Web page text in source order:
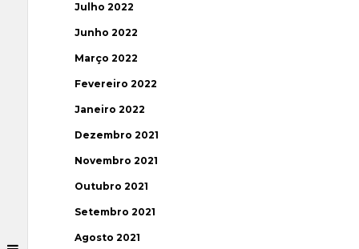
Julho 2022
Junho 2022
Março 2022
Fevereiro 2022
Janeiro 2022
Dezembro 2021
Novembro 2021
Outubro 2021
Setembro 2021
Agosto 2021